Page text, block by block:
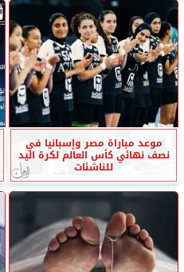
موعد مباراة مصر وإسبانيا في
نصف نهائي كأس العالم لكرة اليد
للناشئات